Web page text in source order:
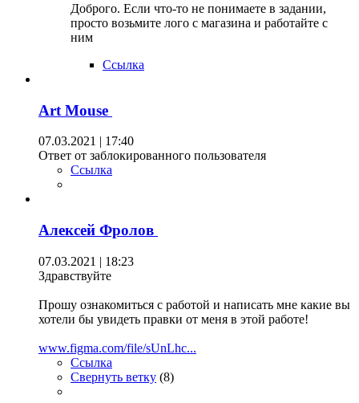
Доброго. Если что-то не понимаете в задании,
просто возьмите лого с магазина и работайте с
ним
Ссылка
Art Mouse
07.03.2021 | 17:40
Ответ от заблокированного пользователя
Ссылка
Алексей Фролов
07.03.2021 | 18:23
Здравствуйте
Прошу ознакомиться с работой и написать мне какие вы
хотели бы увидеть правки от меня в этой работе!
www.figma.com/file/sUnLhc...
Ссылка
Свернуть ветку (8)